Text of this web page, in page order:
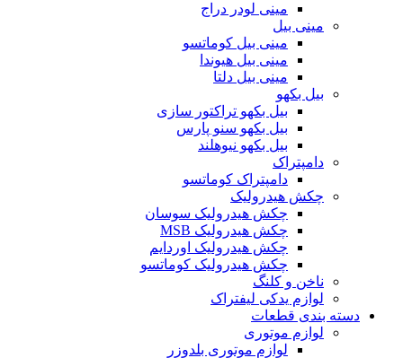
مینی لودر دراج
مینی بیل
مینی بیل کوماتسو
مینی بیل هیوندا
مینی بیل دلتا
بیل بکهو
بیل بکهو تراکتور سازی
بیل بکهو سنو پارس
بیل بکهو نیوهلند
دامپتراک
دامپتراک کوماتسو
چکش هیدرولیک
چکش هیدرولیک سوسان
چکش هیدرولیک MSB
چکش هیدرولیک اوردایم
چکش هیدرولیک کوماتسو
ناخن و کلنگ
لوازم یدکی لیفتراک
دسته بندی قطعات
لوازم موتوری
لوازم موتوری بلدوزر